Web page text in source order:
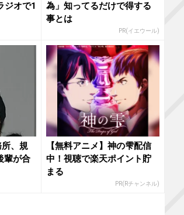
オで1
為」知ってるだけで得する
事とは
PR(イエウール)
、規
輩が合
【無料アニメ】神の雫配信
中！視聴で楽天ポイント貯
まる
PR(Rチャンネル)